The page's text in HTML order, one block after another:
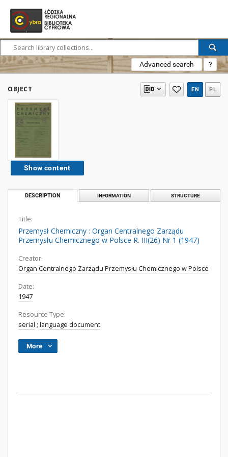
Advanced search ?
OBJECT EN PL
Show content
DESCRIPTION INFORMATION STRUCTURE
Title:
Przemysł Chemiczny : Organ Centralnego Zarządu
Przemysłu Chemicznego w Polsce R. III(26) Nr 1 (1947)
Creator:
Organ Centralnego Zarządu Przemysłu Chemicznego w Polsce
Date:
1947
Resource Type:
serial ; language document
More